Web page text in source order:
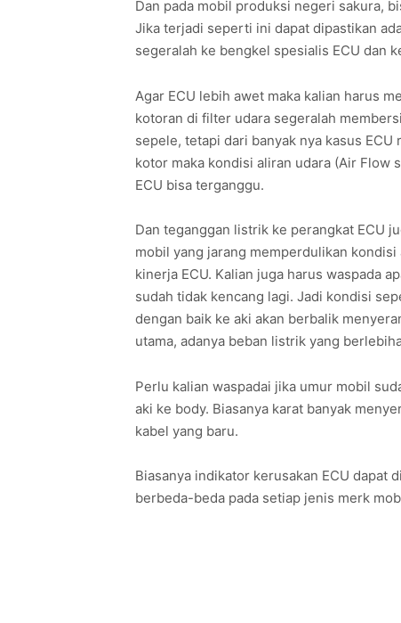
Dan pada mobil produksi negeri sakura,
Jika terjadi seperti ini dapat dipastikan
segeralah ke bengkel spesialis ECU dan
Agar ECU lebih awet maka kalian harus
kotoran di filter udara segeralah
sepele, tetapi dari banyak nya kasus
kotor maka kondisi aliran udara (Air Flow
ECU bisa terganggu.
Dan teganggan listrik ke perangkat ECU
mobil yang jarang memperdulikan
kinerja ECU. Kalian juga harus waspada
sudah tidak kencang lagi. Jadi kondisi
dengan baik ke aki akan berbalik
utama, adanya beban listrik yang
Perlu kalian waspadai jika umur mobil
aki ke body. Biasanya karat banyak
kabel yang baru.
Biasanya indikator kerusakan ECU dapat
berbeda-beda pada setiap jenis merk